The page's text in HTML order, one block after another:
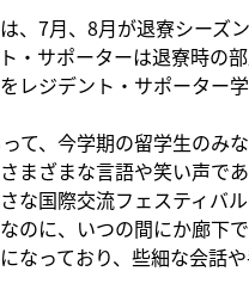
、7月、8月が退寮シーズ
・サポーターは退寮時の
レジデント・サポーター
て、今学期の留学生のみ
まざまな言語や笑い声で
な国際交流フェスティバ
のに、いつの間にか廊下
なっており、些細な会話